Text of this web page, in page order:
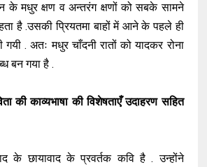
के मधुर क्षण व अन्तरंग क्षणों को सबके सामने
है .उसकी प्रियतमा बाहों में आने के पहले ही
. अतः मधुर चाँदनी रातों को यादकर रोना
बन गया है .
की काव्यभाषा की विशेषताएँ उदाहरण सहित
के छायावाद के प्रवर्तक कवि है . उन्होंने